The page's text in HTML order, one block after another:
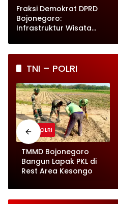
Fraksi Demokrat DPRD
Bojonegoro:
Infrastruktur Wisata
TNI – POLRI
TNI/POLRI
TMMD Bojonegoro
Bangun Lapak PKL di
Rest Area Kesongo